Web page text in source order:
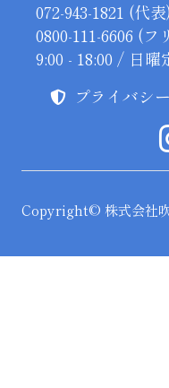
072-943-1821 (代表)
0800-111-6606 (フ
9:00 - 18:00 / 日曜
プライバシ
Copyright© 株式会社